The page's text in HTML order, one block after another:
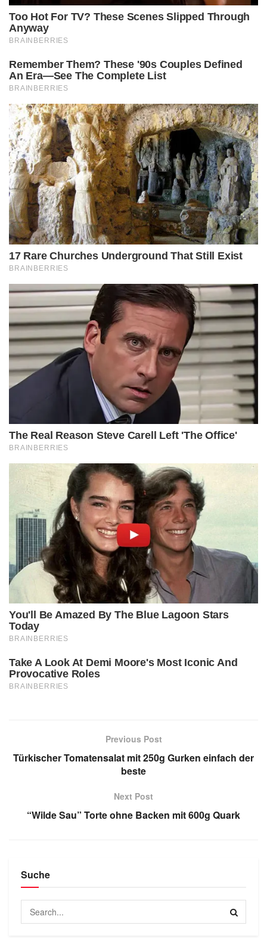
Previous Post
Türkischer Tomatensalat mit 250g Gurken einfach der
beste
Next Post
“Wilde Sau” Torte ohne Backen mit 600g Quark
Suche